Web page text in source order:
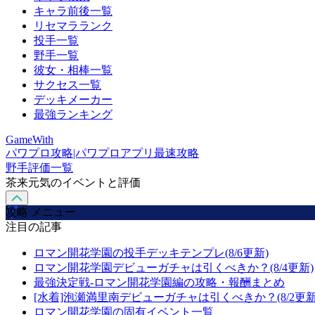
キャラ前後一覧
リセマラランク
投手一覧
野手一覧
彼女・相棒一覧
サクセス一覧
デッキメーカー
最強ランキング
GameWith
パワプロ攻略|パワプロアプリ最速攻略
野手評価一覧
茶来元気のイベントと評価
攻略 メニュー
注目の記事
ロマン開花学園の投手デッキテンプレ(8/6更新)
ロマン開花学園デビューガチャは引くべきか？(8/4更新)
最強決定戦-ロマン開花学園編の攻略・報酬まとめ
[水着]泡瀬満里南デビューガチャは引くべきか？(8/2更
ロマン開花学園の固有イベント一覧